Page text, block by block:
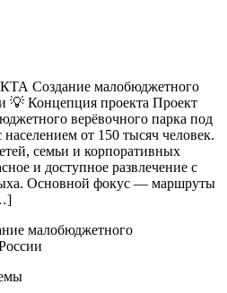
Создание малобюджетного
💡 Концепция проекта Проект
верёвочного парка под
от 150 тысяч человек.
семьи и корпоративных
и доступное развлечение с
Основной фокус — маршруты